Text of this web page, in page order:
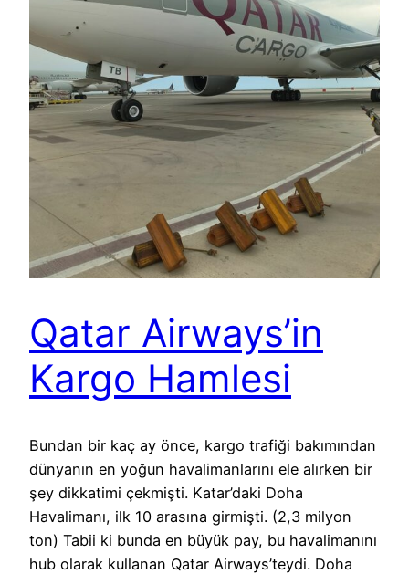
Qatar Airways’in
Kargo Hamlesi
Bundan bir kaç ay önce, kargo trafiği bakımından
dünyanın en yoğun havalimanlarını ele alırken bir
şey dikkatimi çekmişti. Katar’daki Doha
Havalimanı, ilk 10 arasına girmişti. (2,3 milyon
ton) Tabii ki bunda en büyük pay, bu havalimanını
hub olarak kullanan Qatar Airways’teydi. Doha